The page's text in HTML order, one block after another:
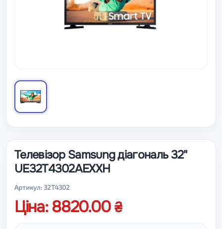
Телевізор Samsung діагональ 32"
UE32T4302AEXXH
Артикул: 32T4302
Ціна: 8820.00